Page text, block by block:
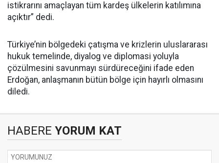
istikrarını amaçlayan tüm kardeş ülkelerin katılımına
açıktır” dedi.
Türkiye’nin bölgedeki çatışma ve krizlerin uluslararası
hukuk temelinde, diyalog ve diplomasi yoluyla
çözülmesini savunmayı sürdüreceğini ifade eden
Erdoğan, anlaşmanın bütün bölge için hayırlı olmasını
diledi.
HABERE YORUM KAT